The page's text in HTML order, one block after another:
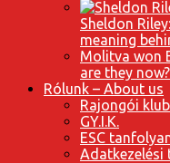
Sheldon
meaning
Molitva won
are they now?
Rólunk – About us
Rajongói klub
GY.I.K.
ESC
Adatkezelési